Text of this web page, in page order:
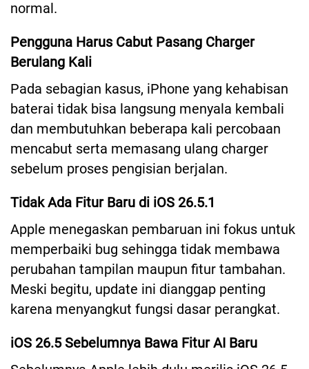
normal.
Pengguna Harus Cabut Pasang Charger
Berulang Kali
Pada sebagian kasus, iPhone yang kehabisan
baterai tidak bisa langsung menyala kembali
dan membutuhkan beberapa kali percobaan
mencabut serta memasang ulang charger
sebelum proses pengisian berjalan.
Tidak Ada Fitur Baru di iOS 26.5.1
Apple menegaskan pembaruan ini fokus untuk
memperbaiki bug sehingga tidak membawa
perubahan tampilan maupun fitur tambahan.
Meski begitu, update ini dianggap penting
karena menyangkut fungsi dasar perangkat.
iOS 26.5 Sebelumnya Bawa Fitur AI Baru